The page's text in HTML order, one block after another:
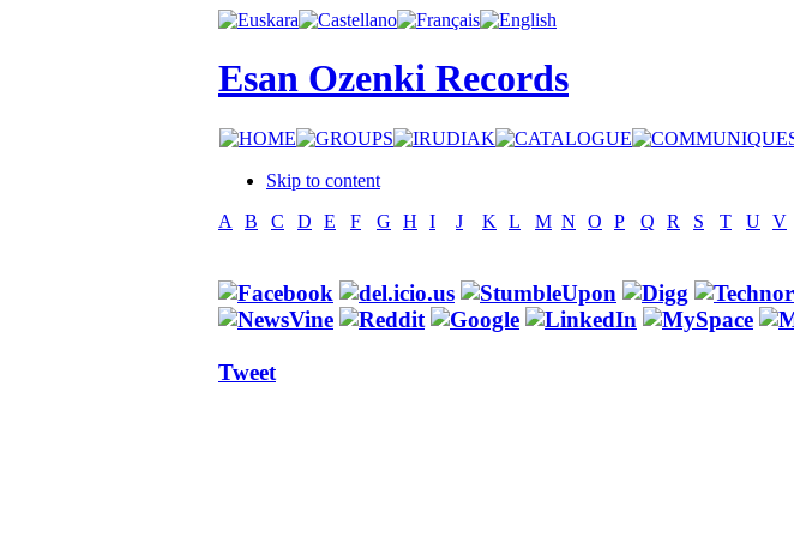
Esan Ozenki Records
Skip to content
A
B C D E F G H I J K L M N O P Q R S T U V
Tweet